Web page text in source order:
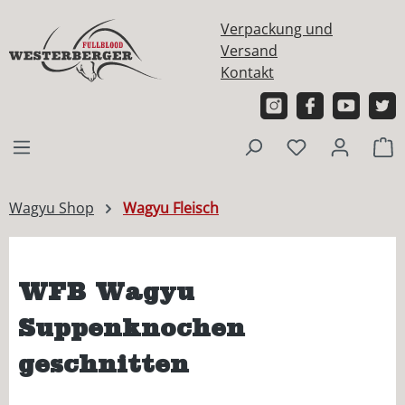
Verpackung und
Versand
Kontakt
Wagyu Shop Wagyu Fleisch
WFB Wagyu
Suppenknochen
geschnitten